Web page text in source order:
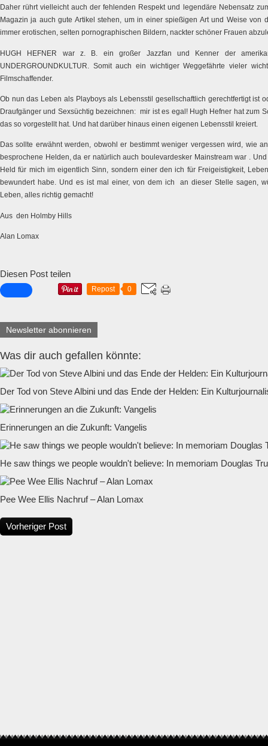
Daher rührt vielleicht auch der fehlenden Respekt und legendäre Nebensatz
Magazin ja auch gute Artikel stehen, um in einer spießigen Art und Weise von
immer erotischen, selten pornographischen Bildern, nackter schöner Frauen
HUGH HEFNER war z. B. ein großer Jazzfan und Kenner der
UNDERGROUNDKULTUR. Somit auch ein wichtiger Weggefährte vieler
Filmschaffender.
Ob nun das Leben als Playboys als Lebensstil gesellschaftlich gerechtfertigt ist
Draufgänger und Sexsüchtig bezeichnen: mir ist es egal! Hugh Hefner hat zum
das so vorgestellt hat. Und hat darüber hinaus einen eigenen Lebensstil kreiert.
Das sollte erwähnt werden, obwohl er bestimmt weniger vergessen wird, wie
besprochene Helden, da er natürlich auch boulevardesker Mainstream war .
Held für mich im eigentlich Sinn, sondern einer den ich für Freigeistigkeit,
bewundert habe. Und es ist mal einer, von dem ich an dieser Stelle sagen,
Leben, alles richtig gemacht!
Aus den Holmby Hills
Alan Lomax
Diesen Post teilen
Repost 0
Newsletter abonnieren
Was dir auch gefallen könnte:
Der Tod von Steve Albini und das Ende der Helden: Ein
Erinnerungen an die Zukunft: Vangelis
He saw things we people wouldn't believe: In memoriam Douglas
Pee Wee Ellis Nachruf – Alan Lomax
Vorheriger Post